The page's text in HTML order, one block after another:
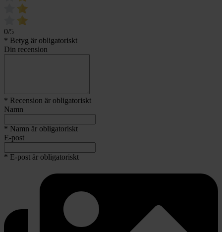
0/5
* Betyg är obligatoriskt
Din recension
* Recension är obligatoriskt
Namn
* Namn är obligatoriskt
E-post
* E-post är obligatoriskt